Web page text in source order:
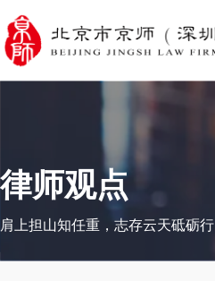
律师观点
肩上担山知任重，志存云天砥砺行